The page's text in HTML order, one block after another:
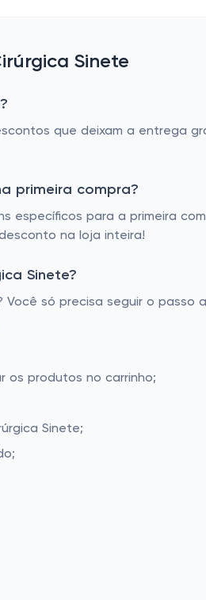
Sinete
que deixam a entrega
primeira compra?
específicos para a primeira
na loja inteira!
Sinete?
só precisa seguir o passo
os produtos no carrinho;
Sinete;